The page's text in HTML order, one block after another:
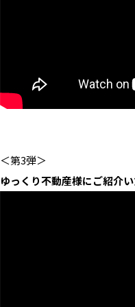
＜第3弾＞
ゆっくり不動産様にご紹介